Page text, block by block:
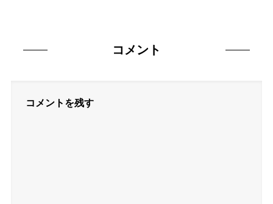
コメント
コメントを残す